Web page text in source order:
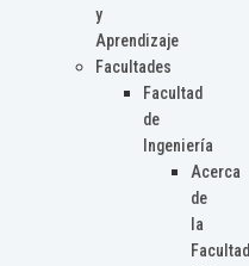
y
Aprendizaje
Facultades
Facultad
de
Ingeniería
Acerca
de
la
Facultad